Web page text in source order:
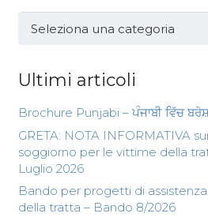
Categorie
Ultimi articoli
Brochure Punjabi – ਪੰਜਾਬੀ ਵਿੱਚ
GRETA: NOTA INFORMATIVA
soggiorno per le vittime della
Luglio 2026
Bando per progetti di
della tratta – Bando 8/2026